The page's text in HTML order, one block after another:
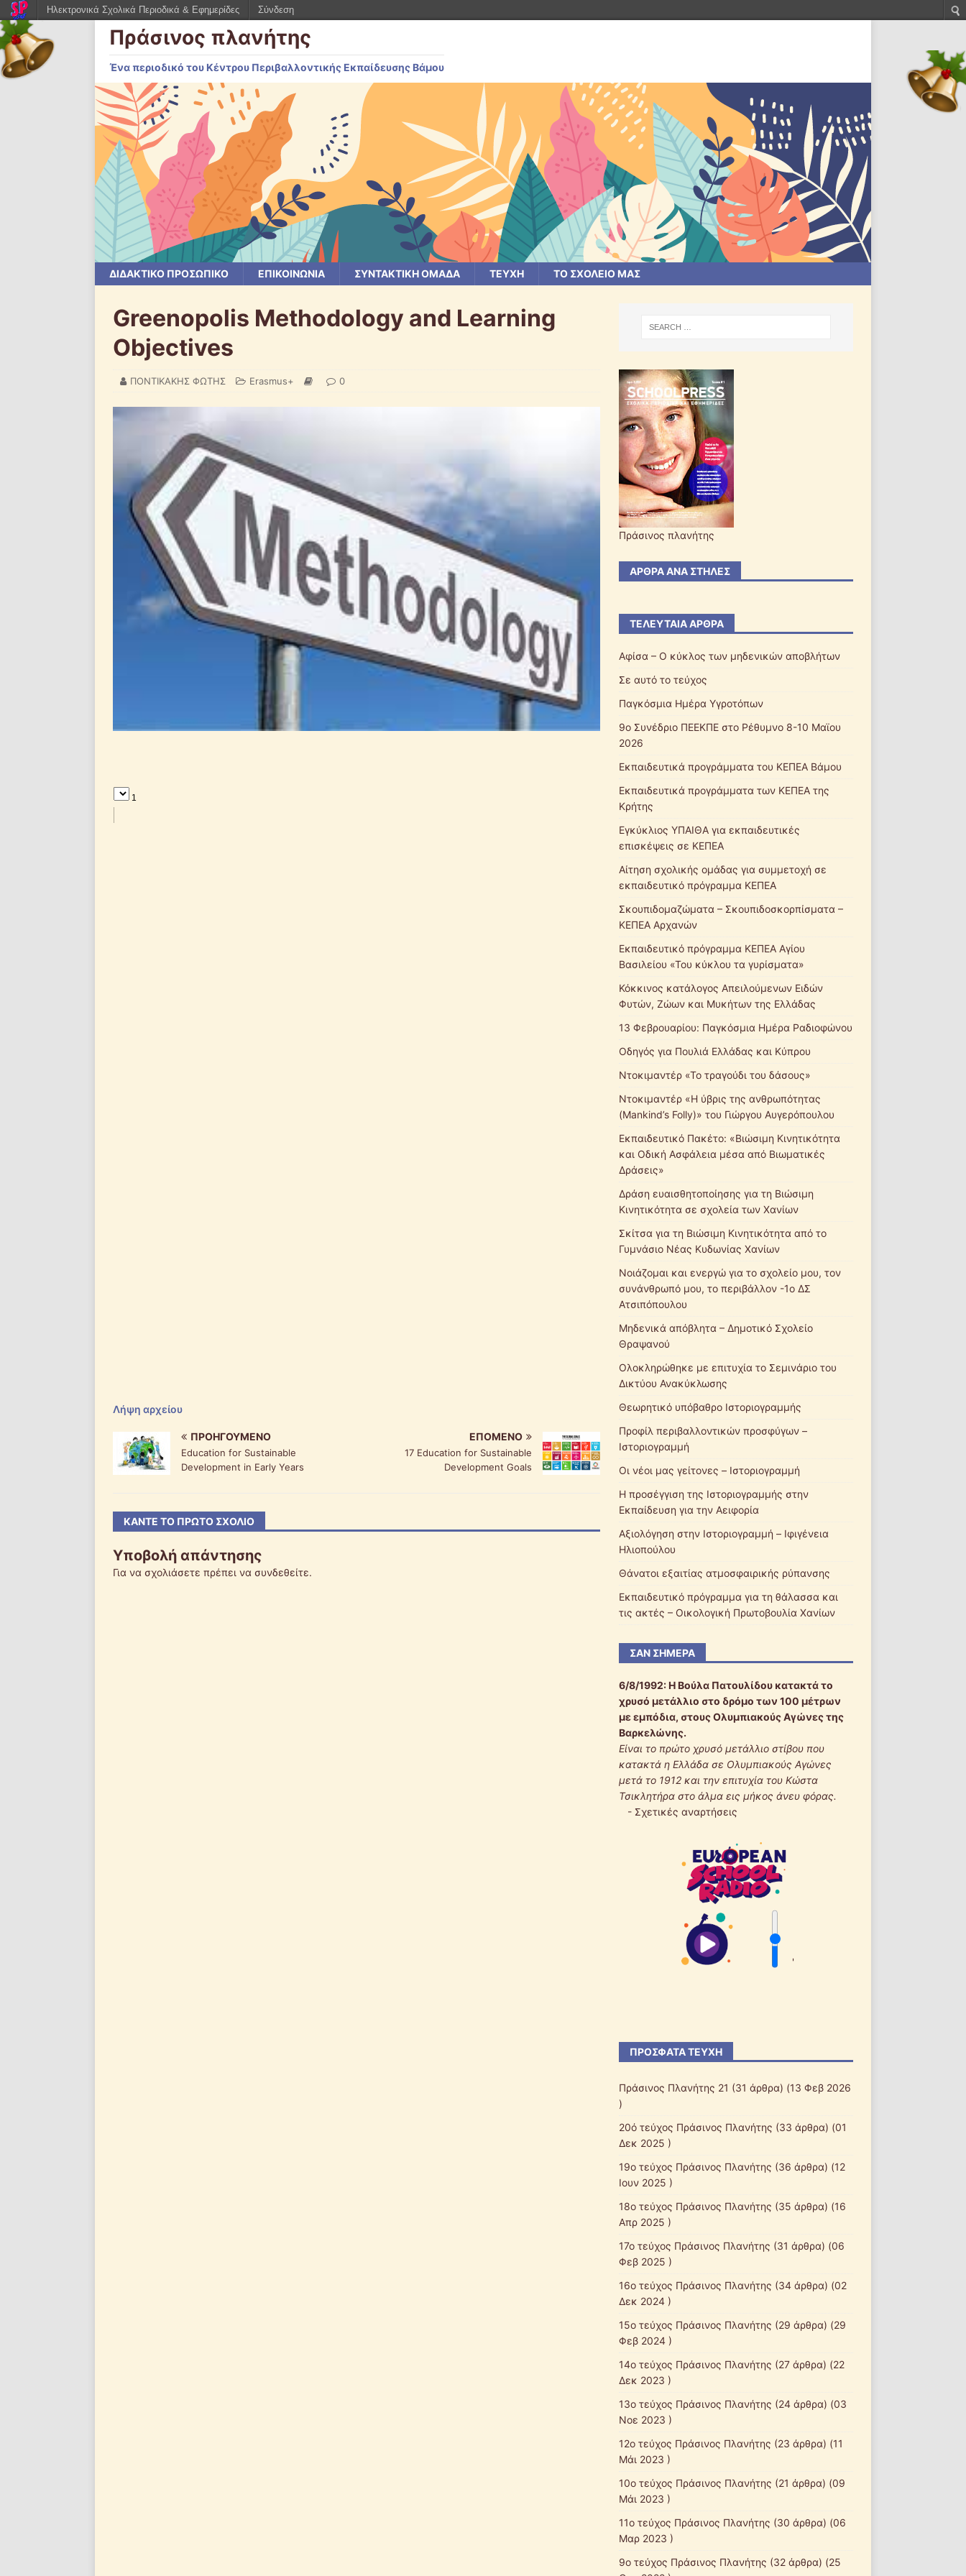
Πράσινος πλανήτης
Ένα περιοδικό του Κέντρου Περιβαλλοντικής Εκπαίδευσης Βάμου
ΔΙΔΑΚΤΙΚΟ ΠΡΟΣΩΠΙΚΟ ΕΠΙΚΟΙΝΩΝΙΑ ΣΥΝΤΑΚΤΙΚΗ ΟΜΑΔΑ ΤΕΥΧΗ ΤΟ ΣΧΟΛΕΙΟ ΜΑΣ
Greenopolis Methodology and Learning
Objectives
ΠΟΝΤΙΚΑΚΗΣ ΦΩΤΗΣ Erasmus+ 0
Λήψη αρχείου
ΠΡΟΗΓΟΎΜΕΝΟ
Education for Sustainable
Development in Early Years
ΕΠΌΜΕΝΟ
17 Education for Sustainable
Development Goals
ΚΆΝΤΕ ΤΟ ΠΡΏΤΟ ΣΧΌΛΙΟ
Υποβολή απάντησης
Για να σχολιάσετε πρέπει να συνδεθείτε.
Πράσινος πλανήτης
ΆΡΘΡΑ ΑΝΆ ΣΤΉΛΕΣ
ΤΕΛΕΥΤΑΊΑ ΆΡΘΡΑ
Αφίσα – Ο κύκλος των μηδενικών αποβλήτων
Σε αυτό το τεύχος
Παγκόσμια Ημέρα Υγροτόπων
9ο Συνέδριο ΠΕΕΚΠΕ στο Ρέθυμνο 8-10 Μαϊου
2026
Εκπαιδευτικά προγράμματα του ΚΕΠΕΑ Βάμου
Εκπαιδευτικά προγράμματα των ΚΕΠΕΑ της
Κρήτης
Εγκύκλιος ΥΠΑΙΘΑ για εκπαιδευτικές
επισκέψεις σε ΚΕΠΕΑ
Αίτηση σχολικής ομάδας για συμμετοχή σε
εκπαιδευτικό πρόγραμμα ΚΕΠΕΑ
Σκουπιδομαζώματα – Σκουπιδοσκορπίσματα –
ΚΕΠΕΑ Αρχανών
Εκπαιδευτικό πρόγραμμα ΚΕΠΕΑ Αγίου
Βασιλείου «Του κύκλου τα γυρίσματα»
Κόκκινος κατάλογος Απειλούμενων Ειδών
Φυτών, Ζώων και Μυκήτων της Ελλάδας
13 Φεβρουαρίου: Παγκόσμια Ημέρα Ραδιοφώνου
Οδηγός για Πουλιά Ελλάδας και Κύπρου
Ντοκιμαντέρ «Το τραγούδι του δάσους»
Ντοκιμαντέρ «Η ύβρις της ανθρωπότητας
(Mankind’s Folly)» του Γιώργου Αυγερόπουλου
Εκπαιδευτικό Πακέτο: «Βιώσιμη Κινητικότητα
και Οδική Ασφάλεια μέσα από Βιωματικές
Δράσεις»
Δράση ευαισθητοποίησης για τη Βιώσιμη
Κινητικότητα σε σχολεία των Χανίων
Σκίτσα για τη Βιώσιμη Κινητικότητα από το
Γυμνάσιο Νέας Κυδωνίας Χανίων
Νοιάζομαι και ενεργώ για το σχολείο μου, τον
συνάνθρωπό μου, το περιβάλλον -1ο ΔΣ
Ατσιπόπουλου
Μηδενικά απόβλητα – Δημοτικό Σχολείο
Θραψανού
Ολοκληρώθηκε με επιτυχία το Σεμινάριο του
Δικτύου Ανακύκλωσης
Θεωρητικό υπόβαθρο Ιστοριογραμμής
Προφίλ περιβαλλοντικών προσφύγων –
Ιστοριογραμμή
Οι νέοι μας γείτονες – Ιστοριογραμμή
Η προσέγγιση της Ιστοριογραμμής στην
Εκπαίδευση για την Αειφορία
Αξιολόγηση στην Ιστοριογραμμή – Ιφιγένεια
Ηλιοπούλου
Θάνατοι εξαιτίας ατμοσφαιρικής ρύπανσης
Εκπαιδευτικό πρόγραμμα για τη θάλασσα και
τις ακτές – Οικολογική Πρωτοβουλία Χανίων
ΣΑΝ ΣΉΜΕΡΑ
6/8/1992:Η Βούλα Πατουλίδου κατακτά το
χρυσό μετάλλιο στο δρόμο των 100 μέτρων
με εμπόδια, στους Ολυμπιακούς Αγώνες της
Βαρκελώνης.
Είναι το πρώτο χρυσό μετάλλιο στίβου που
κατακτά η Ελλάδα σε Ολυμπιακούς Αγώνες
μετά το 1912 και την επιτυχία του Κώστα
Τσικλητήρα στο άλμα εις μήκος άνευ φόρας.
- Σχετικές αναρτήσεις
'
ΠΡΌΣΦΑΤΑ ΤΕΎΧΗ
Πράσινος Πλανήτης 21 (31 άρθρα) (13 Φεβ 2026
)
20ό τεύχος Πράσινος Πλανήτης (33 άρθρα) (01
Δεκ 2025 )
19ο τεύχος Πράσινος Πλανήτης (36 άρθρα) (12
Ιουν 2025 )
18ο τεύχος Πράσινος Πλανήτης (35 άρθρα) (16
Απρ 2025 )
17ο τεύχος Πράσινος Πλανήτης (31 άρθρα) (06
Φεβ 2025 )
16ο τεύχος Πράσινος Πλανήτης (34 άρθρα) (02
Δεκ 2024 )
15ο τεύχος Πράσινος Πλανήτης (29 άρθρα) (29
Φεβ 2024 )
14ο τεύχος Πράσινος Πλανήτης (27 άρθρα) (22
Δεκ 2023 )
13ο τεύχος Πράσινος Πλανήτης (24 άρθρα) (03
Νοε 2023 )
12ο τεύχος Πράσινος Πλανήτης (23 άρθρα) (11
Μάι 2023 )
10ο τεύχος Πράσινος Πλανήτης (21 άρθρα) (09
Μάι 2023 )
11ο τεύχος Πράσινος Πλανήτης (30 άρθρα) (06
Μαρ 2023 )
9ο τεύχος Πράσινος Πλανήτης (32 άρθρα) (25
Ηλεκτρονικά Σχολικά Περιοδικά & Εφημερίδες Σύνδεση